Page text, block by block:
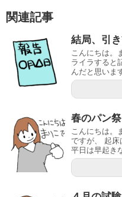
関連記事
結局、引
こんにちは。
ライラすると
んだと思いま
春のパン
こんにちは。
ですが、 起床
平日は早起き